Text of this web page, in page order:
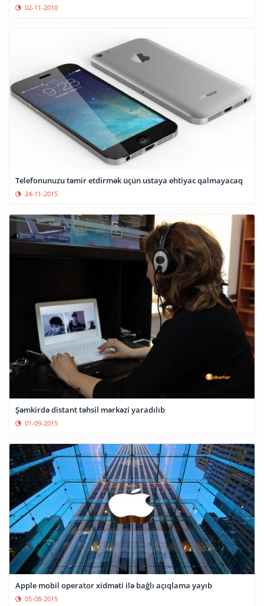
02-11-2010
Telefonunuzu təmir etdirmək üçün ustaya ehtiyac qalmayacaq
24-11-2015
Şəmkirdə distant təhsil mərkəzi yaradılıb
01-09-2015
Apple mobil operator xidməti ilə bağlı açıqlama yayıb
05-08-2015